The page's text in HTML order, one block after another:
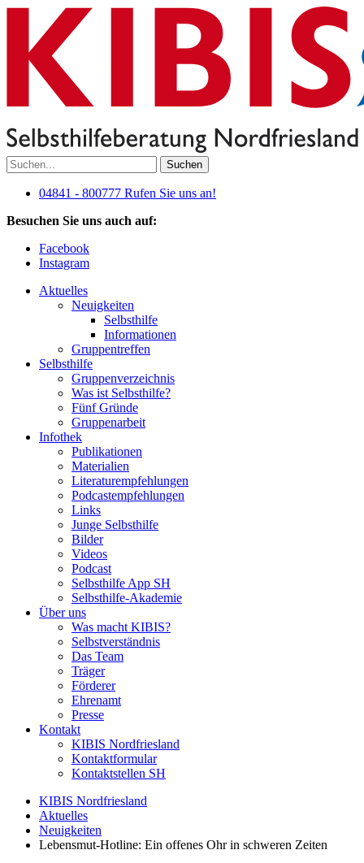
Suchen
04841 - 800777 Rufen Sie uns an!
Besuchen Sie uns auch auf:
Facebook
Instagram
Aktuelles
Neuigkeiten
Selbsthilfe
Informationen
Gruppentreffen
Selbsthilfe
Gruppenverzeichnis
Was ist Selbsthilfe?
Fünf Gründe
Gruppenarbeit
Infothek
Publikationen
Materialien
Literaturempfehlungen
Podcastempfehlungen
Links
Junge Selbsthilfe
Bilder
Videos
Podcast
Selbsthilfe App SH
Selbsthilfe-Akademie
Über uns
Was macht KIBIS?
Selbstverständnis
Das Team
Träger
Förderer
Ehrenamt
Presse
Kontakt
KIBIS Nordfriesland
Kontaktformular
Kontaktstellen SH
KIBIS Nordfriesland
Aktuelles
Neuigkeiten
Lebensmut-Hotline: Ein offenes Ohr in schweren Zeiten